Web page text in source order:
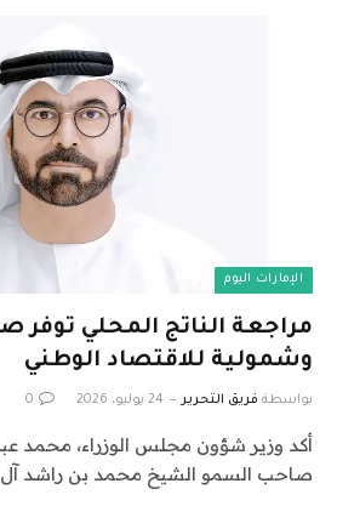
الإمارات اليوم
مراجعة الناتج المحلي توفر
وشمولية للاقتصاد الوطني
بواسطة فريق التحرير 24 يوليو، 2026 0
أكد وزير شؤون مجلس الوزراء، محمد
صاحب السمو الشيخ محمد بن راشد آل